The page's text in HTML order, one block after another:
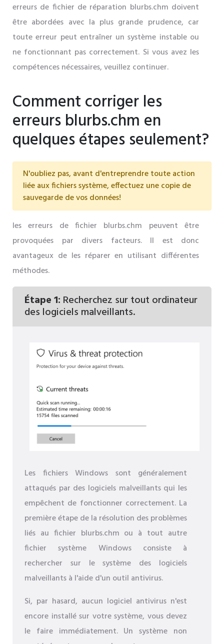
erreurs de fichier de réparation blurbs.chm doivent
être abordées avec la plus grande prudence, car
toute erreur peut entraîner un système instable ou
ne fonctionnant pas correctement. Si vous avez les
compétences nécessaires, veuillez continuer.
Comment corriger les
erreurs blurbs.chm en
quelques étapes seulement?
N'oubliez pas, avant d'entreprendre toute action
liée aux fichiers système, effectuez une copie de
sauvegarde de vos données!
les erreurs de fichier blurbs.chm peuvent être
provoquées par divers facteurs. Il est donc
avantageux de les réparer en utilisant différentes
méthodes.
Étape 1: Recherchez sur tout ordinateur
des logiciels malveillants.
Les fichiers Windows sont généralement
attaqués par des logiciels malveillants qui les
empêchent de fonctionner correctement. La
première étape de la résolution des problèmes
liés au fichier blurbs.chm ou à tout autre
fichier système Windows consiste à
rechercher sur le système des logiciels
malveillants à l'aide d'un outil antivirus.
Si, par hasard, aucun logiciel antivirus n'est
encore installé sur votre système, vous devez
le faire immédiatement. Un système non